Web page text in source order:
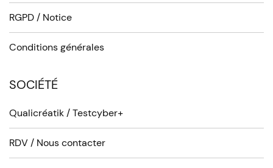
RGPD / Notice
Conditions générales
SOCIÉTÉ
Qualicréatik / Testcyber+
RDV / Nous contacter